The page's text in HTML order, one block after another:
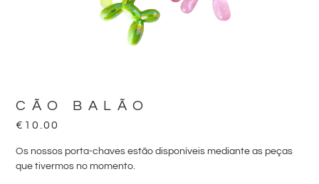
CÃO BALÃO
€ 10.00
Os nossos porta-chaves estão disponíveis mediante as peças
que tivermos no momento.